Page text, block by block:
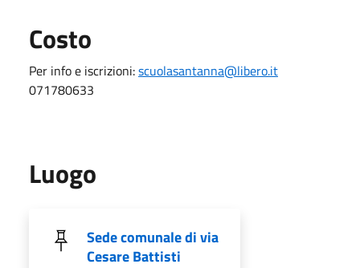
Costo
Per info e iscrizioni:scuolasantanna@libero.it
071780633
Luogo
Sede comunale di via
Cesare Battisti